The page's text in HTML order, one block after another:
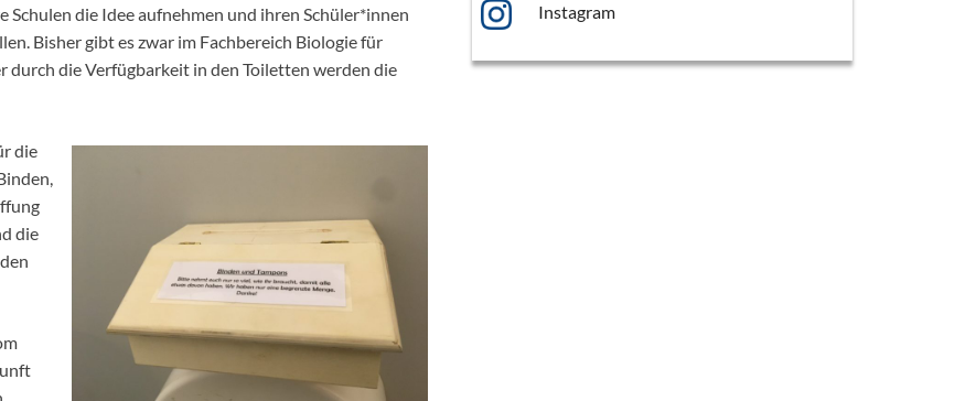
die Idee aufnehmen und ihren Schüler*innen
Bisher gibt es zwar im Fachbereich Biologie für
durch die Verfügbarkeit in den Toiletten werden die
die
die
Instagram